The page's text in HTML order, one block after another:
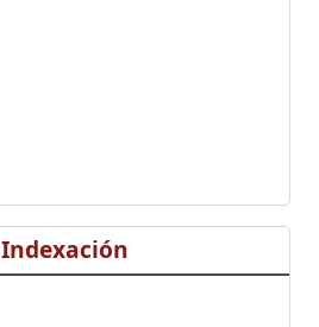
Indexación